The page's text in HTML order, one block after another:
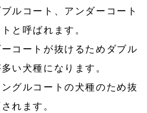
ルコート、アンダーコート
と呼ばれます。
コートが抜けるためダブル
い犬種になります。
グルコートの犬種のため抜
れます。